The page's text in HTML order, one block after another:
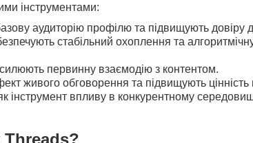
інструментами:
аудиторію профілю та підвищують довіру
стабільний охоплення та
первинну взаємодію з контентом.
живого обговорення та підвищують цінність
інструмент впливу в конкурентному
Threads?